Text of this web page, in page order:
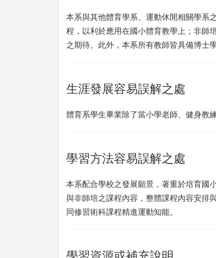
本系與其他體育學系、運動休閒相關學系
程，以利於應用在國小體育教學上；非師
之期待。此外，本系所有教師皆具備博士
生涯發展容易誤解之處
體育系學生畢業除了當小學老師、健身教
學習方法容易誤解之處
本系配合學校之發展願景，著重於培育國
與非師培之課程內容，整體課程內容安排
同修習術科課程精進運動知能。